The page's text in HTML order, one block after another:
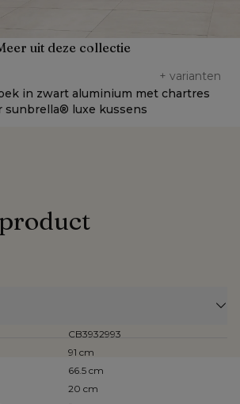
uit deze collectie
+ varianten
in zwart aluminium met chartres
sunbrella® luxe kussens
CB3932993
91 cm
66.5 cm
20 cm